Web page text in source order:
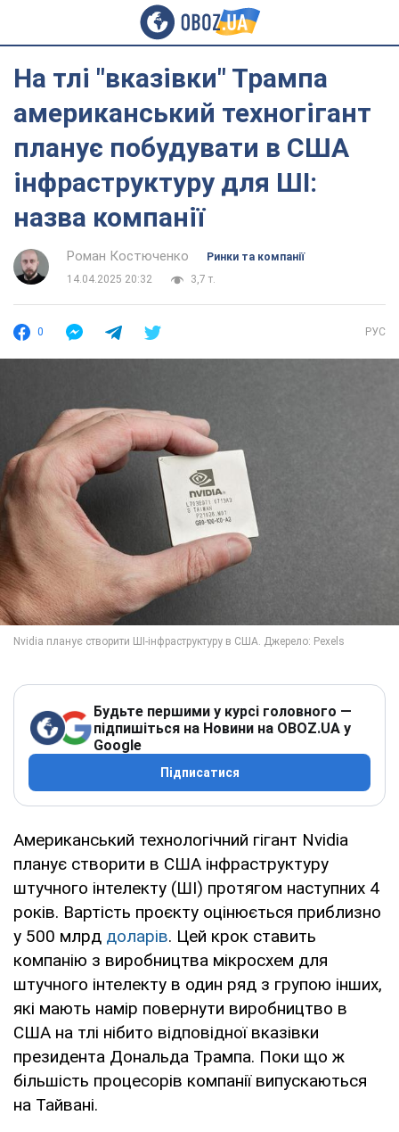
На тлі "вказівки" Трампа
американський техногігант
планує побудувати в США
інфраструктуру для ШІ:
назва компанії
Роман Костюченко
Ринки та компанії
14.04.2025 20:32
3,7 т.
0 РУС
Будьте першими у курсі головного —
підпишіться на Новини на OBOZ.UA у
Google
Підписатися
Американський технологічний гігант Nvidia
планує створити в США інфраструктуру
штучного інтелекту (ШІ) протягом наступних 4
років. Вартість проєкту оцінюється приблизно
у 500 млрд доларів. Цей крок ставить
компанію з виробництва мікросхем для
штучного інтелекту в один ряд з групою інших,
які мають намір повернути виробництво в
США на тлі нібито відповідної вказівки
президента Дональда Трампа. Поки що ж
більшість процесорів компанії випускаються
на Тайвані.